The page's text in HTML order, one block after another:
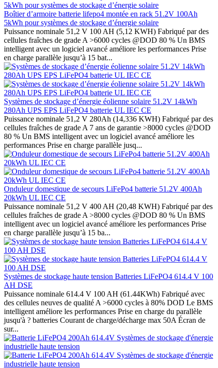
Boîtier d’armoire batterie lifepo4 montée en rack 51.2V 100Ah
5kWh pour systèmes de stockage d’énergie solaire
Puissance nominale 51,2 V 100 AH (5,12 KWH) Fabriqué par des
cellules fraîches de grade A >6000 cycles @DOD 80 % Un BMS
intelligent avec un logiciel avancé améliore les performances Prise
en charge parallèle jusqu’à 15 bat...
Systèmes de stockage d’énergie éolienne solaire 51.2V 14kWh
280Ah UPS EPS LiFePO4 batterie UL IEC CE
Puissance nominale 51,2 V 280Ah (14,336 KWH) Fabriqué par des
cellules fraîches de grade A 7 ans de garantie >8000 cycles @DOD
80 % Un BMS intelligent avec un logiciel avancé améliore les
performances Prise en charge parallèle jusq...
Onduleur domestique de secours LiFePo4 batterie 51.2V 400Ah
20kWh UL IEC CE
Puissance nominale 51,2 V 400 AH (20,48 KWH) Fabriqué par des
cellules fraîches de grade A >8000 cycles @DOD 80 % Un BMS
intelligent avec un logiciel avancé améliore les performances Prise
en charge parallèle jusqu’à 15 ba...
Systèmes de stockage haute tension Batteries LiFePO4 614.4 V 100
AH DSE
Puissance nominale 614.4 V 100 AH (61.44KWh) Fabriqué avec
des cellules neuves de qualité A >6000 cycles à 80% DOD Le BMS
intelligent améliore les performances Prise en charge du parallèle
jusqu'à ? batteries Courant de charge/décharge max 50A Écran de
sur...